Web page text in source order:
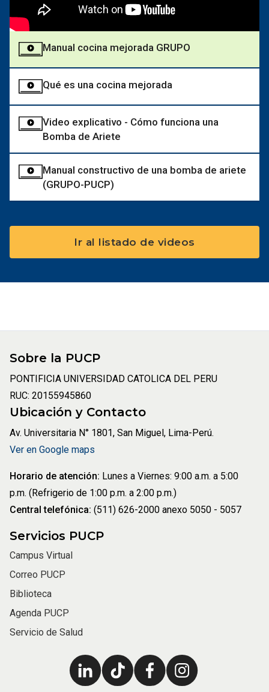
Manual cocina mejorada GRUPO
Qué es una cocina mejorada
Video explicativo - Cómo funciona una
Bomba de Ariete
Manual constructivo de una bomba de ariete
(GRUPO-PUCP)
Ir al listado de videos
Sobre la PUCP
PONTIFICIA UNIVERSIDAD CATOLICA DEL PERU
RUC: 20155945860
Ubicación y Contacto
Av. Universitaria N° 1801, San Miguel, Lima-Perú.
Ver en Google maps
Horario de atención: Lunes a Viernes: 9:00 a.m. a 5:00
p.m. (Refrigerio de 1:00 p.m. a 2:00 p.m.)
Central telefónica: (511) 626-2000 anexo 5050 - 5057
Servicios PUCP
Campus Virtual
Correo PUCP
Biblioteca
Agenda PUCP
Servicio de Salud